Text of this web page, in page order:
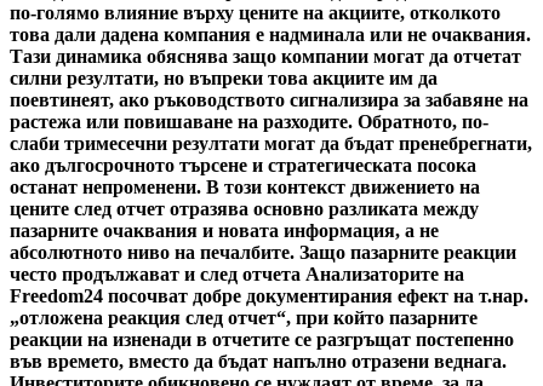
по-голямо влияние върху цените на акциите, отколкото
това дали дадена компания е надминала или не очаквания.
Тази динамика обяснява защо компании могат да отчетат
силни резултати, но въпреки това акциите им да
поевтинеят, ако ръководството сигнализира за забавяне на
растежа или повишаване на разходите. Обратното, по-
слаби тримесечни резултати могат да бъдат пренебрегнати,
ако дългосрочното търсене и стратегическата посока
останат непроменени. В този контекст движението на
цените след отчет отразява основно разликата между
пазарните очаквания и новата информация, а не
абсолютното ниво на печалбите. Защо пазарните реакции
често продължават и след отчета Анализаторите на
Freedom24 посочват добре документирания ефект на т.нар.
„отложена реакция след отчет“, при който пазарните
реакции на изненади в отчетите се разгръщат постепенно
във времето, вместо да бъдат напълно отразени веднага.